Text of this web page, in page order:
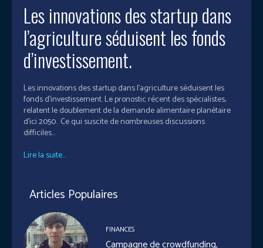
Les innovations des startup dans
l’agriculture séduisent les fonds
d’investissement.
Les innovations des startup dans l’agriculture séduisent les
fonds d’investissement. Le pronostic récent des spécialistes,
relatent le doublement de la demande alimentaire planétaire
d'ici 2050. Ce qui suscite de nombreuses discussions
difficiles...
Lire la suite...
Articles Populaires
FINANCES
Campagne de crowdfunding,